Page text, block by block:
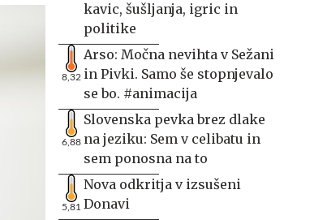
kavic, šušljanja, igric in
politike
8,32
Arso: Močna nevihta v Sežani
in Pivki. Samo še stopnjevalo
se bo. #animacija
6,88
Slovenska pevka brez dlake
na jeziku: Sem v celibatu in
sem ponosna na to
5,81
Nova odkritja v izsušeni
Donavi